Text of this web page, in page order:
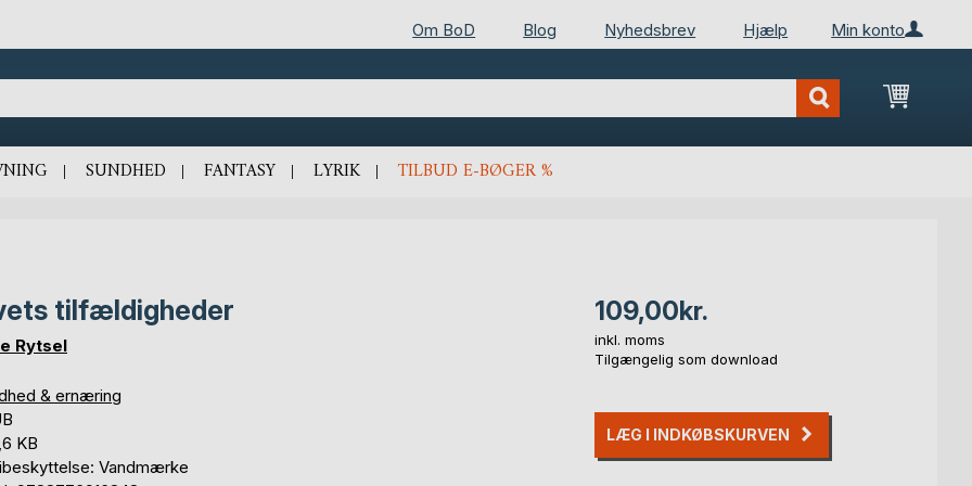
Min konto
Om BoD Blog Nyhedsbrev Hjælp
Min
SUNDHED FANTASY LYRIK TILBUD E-BØGER %
tilfældigheder
Rytsel
& ernæring
KB
Vandmærke
109,00kr.
inkl. moms
Tilgængelig som download
LÆG I INDKØBSKURVEN